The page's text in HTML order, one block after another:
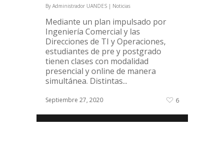
By Administrador UANDES | Noticias
Mediante un plan impulsado por
Ingeniería Comercial y las
Direcciones de TI y Operaciones,
estudiantes de pre y postgrado
tienen clases con modalidad
presencial y online de manera
simultánea. Distintas...
Septiembre 27, 2020 6